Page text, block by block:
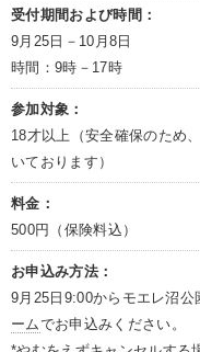
受付期間および時間：
9月25日－10月8日
時間：9時－17時
参加対象：
18才以上（安全確保のため
いております）
料金：
500円（保険料込）
お申込み方法：
9月25日9:00からモエレ沼
ームでお申込みください。